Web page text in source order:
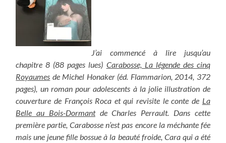
J’ai commencé à lire jusqu’au
chapitre 8 (88 pages lues) Carabosse, La légende des cinq
Royaumes de Michel Honaker (éd. Flammarion, 2014, 372
pages), un roman pour adolescents à la jolie illustration de
couverture de François Roca et qui revisite le conte de La
Belle au Bois-Dormantde Charles Perrault. Dans cette
première partie, Carabosse n’est pas encore la méchante fée
mais une jeune fille bossue à la beauté froide, Cara qui a été